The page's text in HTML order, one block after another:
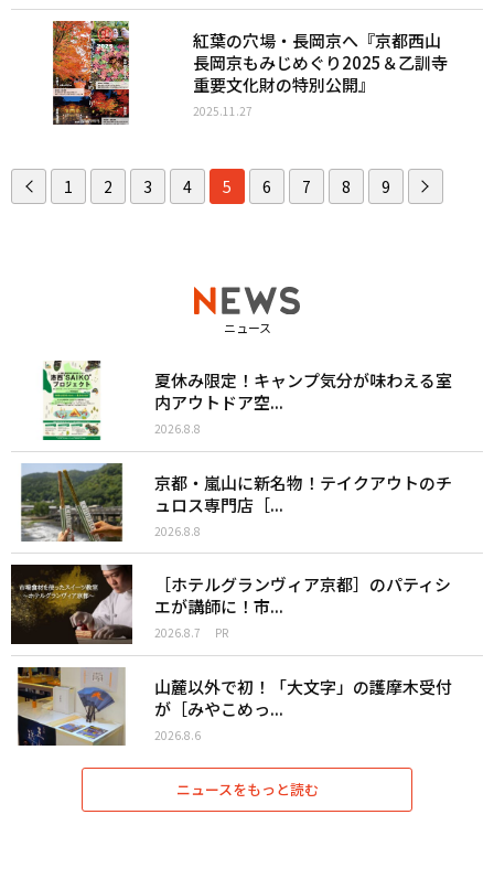
紅葉の穴場・長岡京へ『京都西山
長岡京もみじめぐり2025＆乙訓寺
重要文化財の特別公開』
2025.11.27
1 2 3 4 5 6 7 8 9
ニュース
夏休み限定！キャンプ気分が味わえる室
内アウトドア空...
2026.8.8
京都・嵐山に新名物！テイクアウトのチ
ュロス専門店［...
2026.8.8
［ホテルグランヴィア京都］のパティシ
エが講師に！市...
2026.8.7 PR
山麓以外で初！「大文字」の護摩木受付
が［みやこめっ...
2026.8.6
ニュースをもっと読む